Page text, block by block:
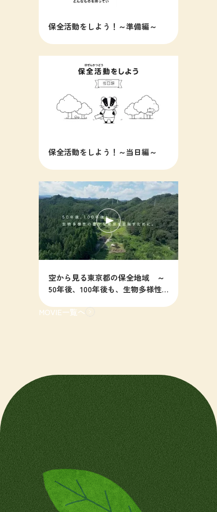
保全活動をしよう！～準備編～
保全活動をしよう！～当日編～
空から見る東京都の保全地域 ～
50年後、100年後も、生物多様性
MOVIE一覧へ